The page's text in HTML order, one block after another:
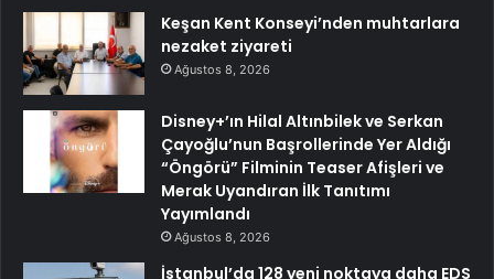
Keşan Kent Konseyi’nden muhtarlara
nezaket ziyareti
Ağustos 8, 2026
Disney+’ın Hilal Altınbilek ve Serkan
Çayoğlu’nun Başrollerinde Yer Aldığı
“Öngörü” Filminin Teaser Afişleri ve
Merak Uyandıran İlk Tanıtımı
Yayımlandı
Ağustos 8, 2026
İstanbul’da 128 yeni noktaya daha EDS